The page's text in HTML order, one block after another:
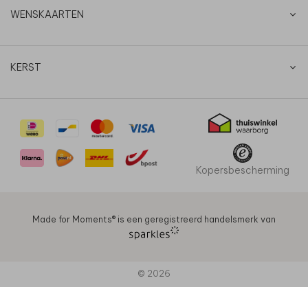
WENSKAARTEN
KERST
Kopersbescherming
Made for Moments®️ is een geregistreerd handelsmerk van
© 2026